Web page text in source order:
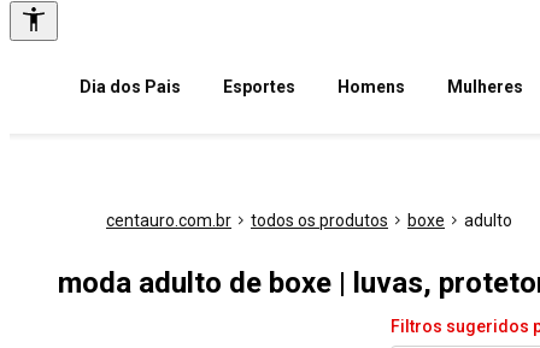
Dia dos Pais Esportes Homens Mulheres
centauro.com.br todos os produtos boxe adulto
moda adulto de boxe | luvas,
Filtros sugeridos